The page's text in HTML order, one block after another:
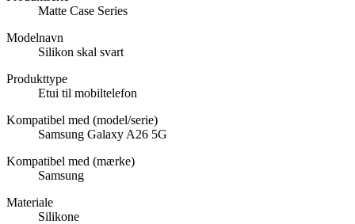
Matte Case Series
Modelnavn
Silikon skal svart
Produkttype
Etui til mobiltelefon
Kompatibel med (model/serie)
Samsung Galaxy A26 5G
Kompatibel med (mærke)
Samsung
Materiale
Silikone